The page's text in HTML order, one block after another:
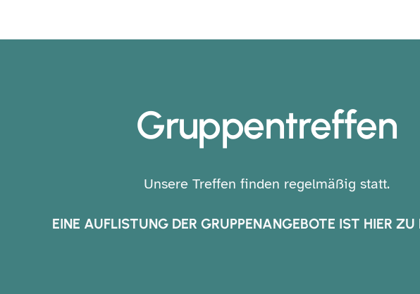
Gruppentreffen
Unsere Treffen finden regelmäßig statt.
EINE AUFLISTUNG DER GRUPPENANGEBOTE IST HIER ZU